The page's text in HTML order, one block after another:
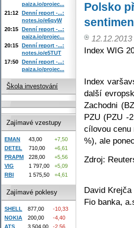
Polsko
Index WIG
Index
další
Zachodni
PZU (PZU -
cílovou cenu
%), ale
Zdroj:
David Krejča
Fio banka,
paiza.io/projec...
21:12 Denní report -...:
notes.io/e6qyW
20:15 Denní report -...:
paiza.io/projec...
20:15 Denní report -...:
notes.io/e5TUT
17:50 Denní report -...:
paiza.io/projec...
Škola investování
Zajímavé vzestupy
EMAN 43,00
+7,50
DETEL
710,00
+6,61
PRAPM
228,00
+5,56
VIG
1 797,00
+5,09
RBI
1 575,50 +4,61
Zajímavé poklesy
SHELL 877,00
-10,33
NOKIA
200,00
-4,40
ATS
3 504,00
-2,56